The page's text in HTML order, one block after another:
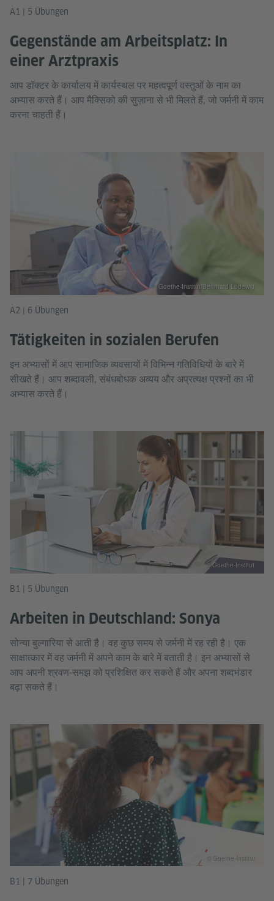
A1 | 5 Übungen
Gegenstände am Arbeitsplatz: In
einer Arztpraxis
आप डॉक्टर के कार्यालय में कार्यस्थल पर महत्वपूर्ण वस्तुओं के नाम का
अभ्यास करते हैं। आप मैक्सिको की सुज़ाना से भी मिलते हैं, जो जर्मनी में काम
करना चाहती हैं।
A2 | 6 Übungen
Tätigkeiten in sozialen Berufen
इन अभ्यासों में आप सामाजिक व्यवसायों में विभिन्न गतिविधियों के बारे में
सीखते हैं। आप शब्दावली, संबंधबोधक अव्यय और अप्रत्यक्ष प्रश्नों का भी
अभ्यास करते हैं।
Goethe-Institut/Bernhard Ludewig
B1 | 5 Übungen
Arbeiten in Deutschland: Sonya
सोन्या बुल्गारिया से आती है। वह कुछ समय से जर्मनी में रह रही है। एक
साक्षात्कार में वह जर्मनी में अपने काम के बारे में बताती है। इन अभ्यासों से
आप अपनी श्रवण‑समझ को प्रशिक्षित कर सकते हैं और अपना शब्दभंडार
बढ़ा सकते हैं।
© Goethe-Institut
B1 | 7 Übungen
© Goethe-Institut